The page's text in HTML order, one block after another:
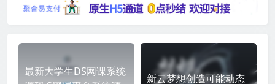
最新大学生DS网课系统
新云梦想创造可能动态